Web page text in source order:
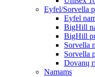
Eyfel/Sorvella
Eyfel
BigHill
BigHill
Sorvella
Sorvella
Dovanų
Namams